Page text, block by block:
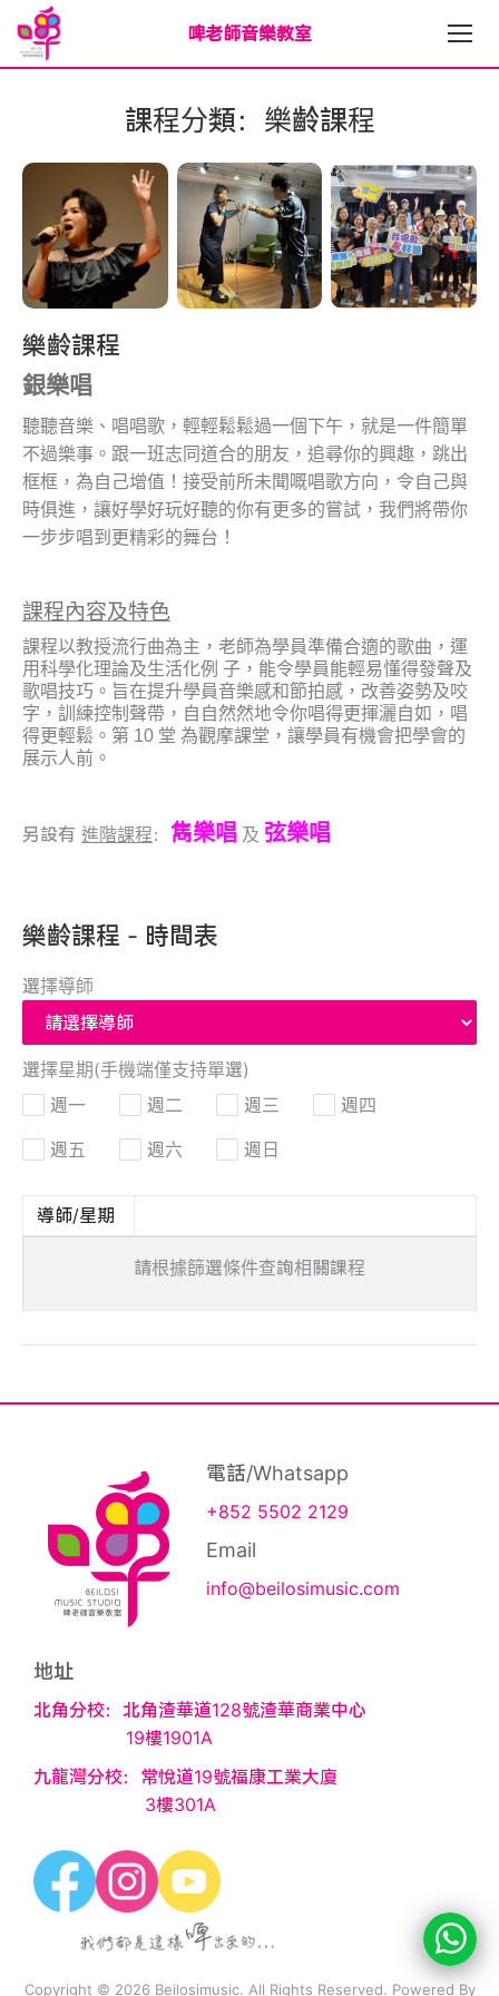
啤老師音樂教室
課程分類：樂齡課程
樂齡課程
銀樂唱
聽聽音樂、唱唱歌，輕輕鬆鬆過一個下午，就是一件簡單
不過樂事。跟一班志同道合的朋友，追尋你的興趣，跳出
框框，為自己增值！接受前所未聞嘅唱歌方向，令自己與
時俱進，讓好學好玩好聽的你有更多的嘗試，我們將帶你
一步步唱到更精彩的舞台 ！
課程內容及特色
課程以教授流行曲為主，老師為學員準備合適的歌曲，運
用科學化理論及生活化例 子，能令學員能輕易懂得發聲及
歌唱技巧。旨在提升學員音樂感和節拍感，改善姿勢及咬
字，訓練控制聲帶，自自然然地令你唱得更揮灑自如，唱
得更輕鬆。第 10 堂 為觀摩課堂，讓學員有機會把學會的
展示人前 。
另設有 進階課程： 雋樂唱 及 弦樂唱
樂齡課程 - 時間表
選擇導師
選擇星期(手機端僅支持單選)
週一
週二 週三
週四
週五
週六 週日
導師/星期
請根據篩選條件查詢相關課程
電話/Whatsapp
+852 5502 2129
Email
info@beilosimusic.com
地址
北角分校：北角渣華道128號渣華商業中心
19樓1901A
九龍灣分校：常悅道19號福康工業大廈
3樓301A
Copyright © 2026 Beilosimusic. All Rights Reserved. Powered By